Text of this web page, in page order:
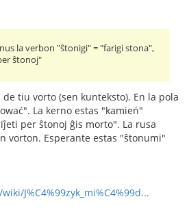
la verbon "ŝtonigi" = "farigi stona",
ŝtonoj"
tiu vorto (sen kunteksto). En la pola
La kerno estas "kamień"
per ŝtonoj ĝis morto". La rusa
vorton. Esperante estas "ŝtonumi"
J%C4%99zyk_mi%C4%99d...